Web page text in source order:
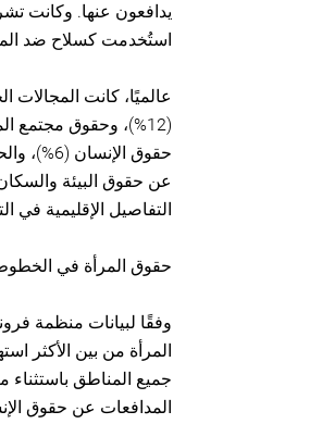
يدافعون عنها. وكانت
استُخدمت كسلاح ضد
عالميًا، كانت المجالات
التفاصيل الإقليمية في
حقوق المرأة في الخطوط
وفقًا لبيانات منظمة
جميع المناطق
المدافعات عن حقوق